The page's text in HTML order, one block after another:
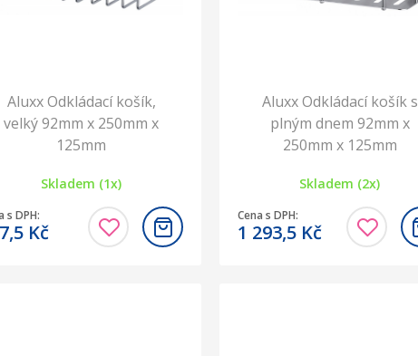
Aluxx Odkládací košík,
velký 92mm x 250mm x
125mm
Skladem (1x)
s DPH:
Kč
Aluxx Odkládací košík s
plným dnem 92mm x
250mm x 125mm
Skladem (2x)
Cena s DPH:
1 293,5 Kč